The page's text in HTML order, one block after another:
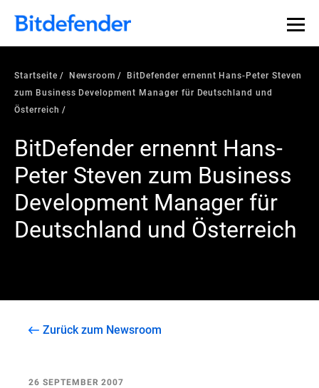
Startseite Newsroom
BitDefender ernennt Hans-Peter Steven
zum Business Development Manager für Deutschland und
Österreich
BitDefender ernennt Hans-
Peter Steven zum Business
Development Manager für
Deutschland und Österreich
Zurück zum Newsroom
26 SEPTEMBER 2007